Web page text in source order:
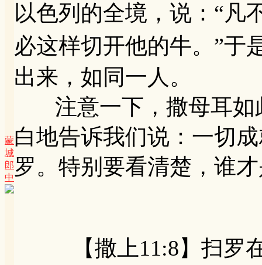
蒙
城
郎
中
以色列的全境，说：“凡
必这样切开他的牛。”于
出来，如同一人。
注意一下，撒母耳如
白地告诉我们说：一切
罗。特别要看清楚，谁
【撒上11:8】扫罗在